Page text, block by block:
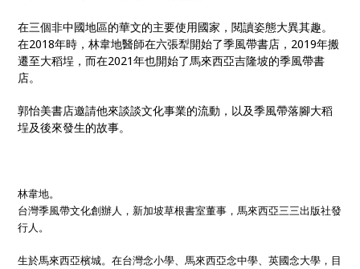
在三個非中國地區的華文的主要使用國家，閱讀姿態大異其趣。
在2018年時，林韋地醫師在六張犁開始了季風帶書店，2019年搬
遷至大稻埕，而在2021年也開始了馬來西亞吉隆坡的季風帶書
店。
郭怡美書店邀請他來談談文化事業的流動，以及季風帶落腳大稻
埕及後來發生的故事。
林韋地。
台灣季風帶文化創辦人，新加坡草根書室董事，馬來西亞三三出版社發
行人。
生於馬來西亞檳城。在台灣念小學、馬來西亞念中學、英國念大學，目